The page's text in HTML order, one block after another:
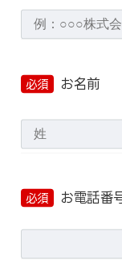
必須 お名前
必須 お電話番